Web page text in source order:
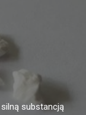
substancją